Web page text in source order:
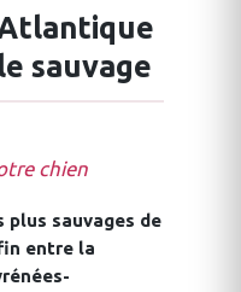
sauvage
chien
plus sauvages de
entre la